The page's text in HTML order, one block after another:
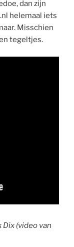
dan zijn
helemaal iets
Misschien
tegeltjes.
(video van